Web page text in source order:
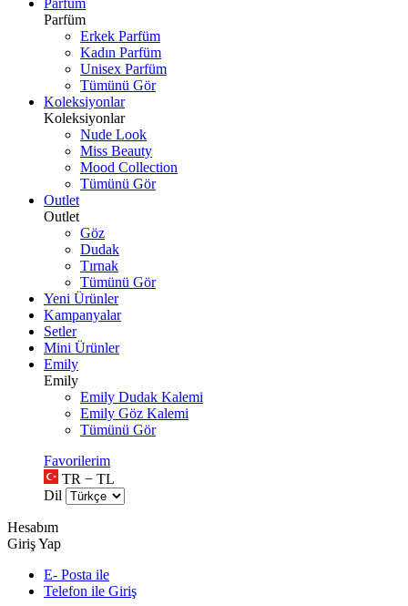
Parfüm
Parfüm
Erkek Parfüm
Kadın Parfüm
Unisex Parfüm
Tümünü Gör
Koleksiyonlar
Koleksiyonlar
Nude Look
Miss Beauty
Mood Collection
Tümünü Gör
Outlet
Outlet
Göz
Dudak
Tırnak
Tümünü Gör
Yeni Ürünler
Kampanyalar
Setler
Mini Ürünler
Emily
Emily
Emily Dudak Kalemi
Emily Göz Kalemi
Tümünü Gör
Favorilerim
TR − TL
Dil
Hesabım
Giriş Yap
E- Posta ile
Telefon ile Giriş